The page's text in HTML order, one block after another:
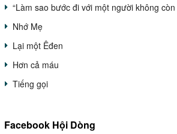
“Làm sao bước đi với một người không
Nhớ Mẹ
Lại một Êđen
Hơn cả máu
Tiếng gọi
Facebook Hội Dòng